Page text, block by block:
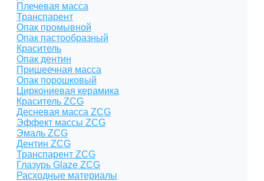
Плечевая масса
Транспарент
Опак промывной
Опак пастообразный
Краситель
Опак дентин
Пришеечная масса
Опак порошковый
Циркониевая керамика
Краситель ZCG
Десневая масса ZCG
Эффект массы ZCG
Эмаль ZCG
Дентин ZCG
Транспарент ZCG
Глазурь Glaze ZCG
Расходные материалы